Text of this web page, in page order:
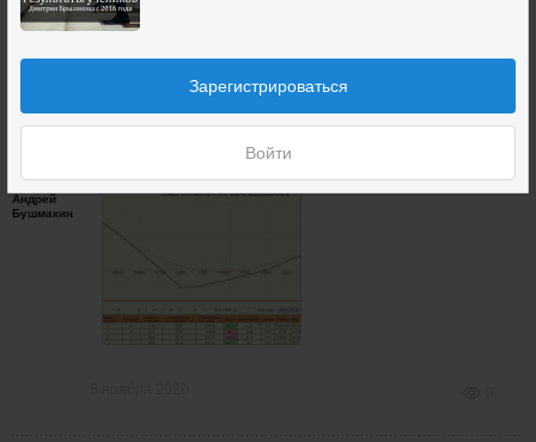
Зарегистрироваться
Войти
6 ноября 2020 2 +2
Андрей
Бушмакин
Застраховал на выходные стренгл продажу.